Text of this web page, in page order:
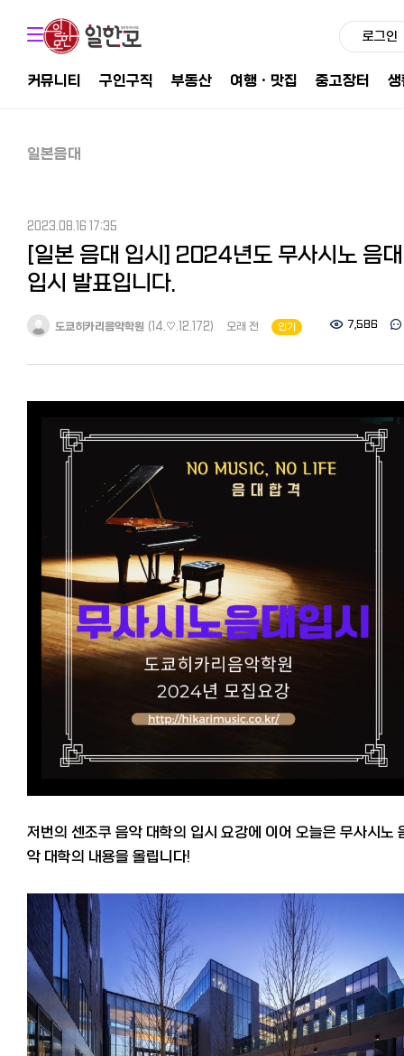
로그인
커뮤니티 구인구직 부동산 여행ㆍ맛집 중고장터
일본음대
2023.08.16 17:35
[일본 음대 입시] 2024년도 무사시노 음대
입시 발표입니다.
도쿄히카리음악학원 (14.♡.12.172) 오래 전 인기 7,586
저번의 센조쿠 음악 대학의 입시 요강에 이어 오늘은 무사시노
악 대학의 내용을 올립니다!